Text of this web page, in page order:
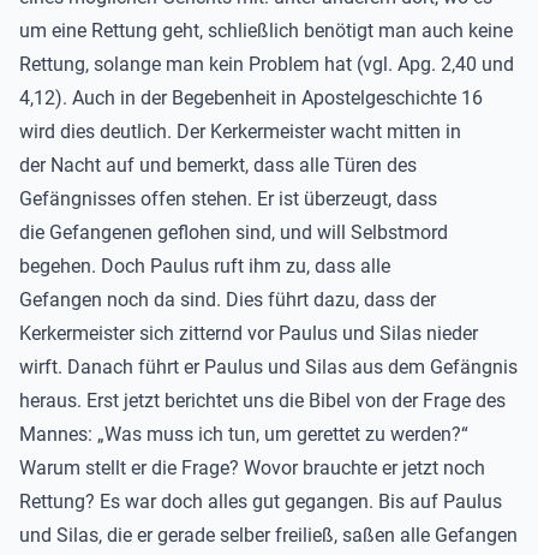
um eine Rettung geht, schließlich benötigt man auch keine
Rettung, solange man kein Problem hat (vgl. Apg. 2,40 und
4,12). Auch in der Begebenheit in Apostelgeschichte 16
wird dies deutlich. Der Kerkermeister wacht mitten in
der Nacht auf und bemerkt, dass alle Türen des
Gefängnisses offen stehen. Er ist überzeugt, dass
die Gefangenen geflohen sind, und will Selbstmord
begehen. Doch Paulus ruft ihm zu, dass alle
Gefangen noch da sind. Dies führt dazu, dass der
Kerkermeister sich zitternd vor Paulus und Silas nieder
wirft. Danach führt er Paulus und Silas aus dem Gefängnis
heraus. Erst jetzt berichtet uns die Bibel von der Frage des
Mannes: „Was muss ich tun, um gerettet zu werden?“
Warum stellt er die Frage? Wovor brauchte er jetzt noch
Rettung? Es war doch alles gut gegangen. Bis auf Paulus
und Silas, die er gerade selber freiließ, saßen alle Gefangen